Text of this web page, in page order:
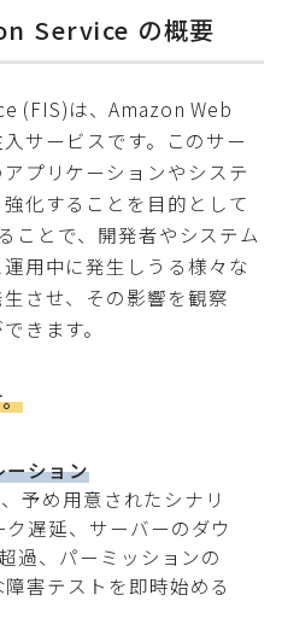
Service の概要
(FIS)は、Amazon Web
サービスです。このサー
プリケーションやシステ
化することを目的として
ことで、開発者やシステム
用中に発生しうる様々な
させ、その影響を観察
きます。
ーション
予め用意されたシナリ
遅延、サーバーのダウ
過、パーミッションの
害テストを即時始める